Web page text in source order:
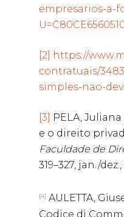
empresarios-a-
[2] https://
contratuais/
simples-nao-
[3]
PELA,
e o direito
Faculdade de
319–327, jan./dez.,
[4] AULETTA,
Codice di